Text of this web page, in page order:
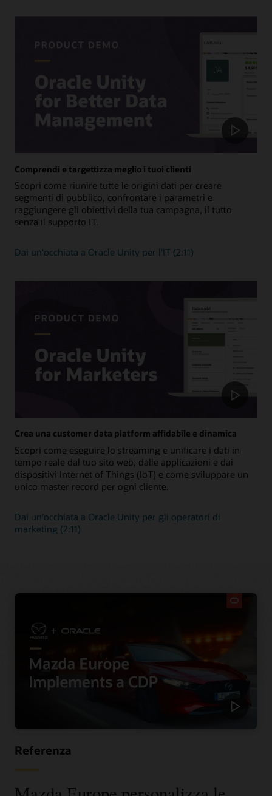
Visualizza tutte le integrazioni
Comprendi e targettizza meglio i tuoi clienti
Scopri come riunire tutte le origini dati per creare
segmenti di pubblico, confrontare i parametri e
raggiungere gli obiettivi della tua campagna, il tutto
senza il supporto IT.
Dai un'occhiata a Oracle Unity per l'IT (2:11)
Crea una customer data platform affidabile e dinamica
Scopri come eseguire lo streaming e unificare i dati in
tempo reale dal tuo sito web, dalle applicazioni e dai
dispositivi Internet of Things (IoT) e come sviluppare un
unico master record per ogni cliente.
Dai un'occhiata a Oracle Unity per gli operatori di
marketing (2:11)
Referenza